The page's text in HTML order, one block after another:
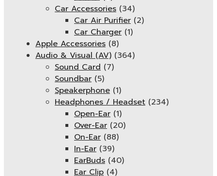
Car Accessories (34)
Car Air Purifier (2)
Car Charger (1)
Apple Accessories (8)
Audio & Visual (AV) (364)
Sound Card (7)
Soundbar (5)
Speakerphone (1)
Headphones / Headset (234)
Open-Ear (1)
Over-Ear (20)
On-Ear (88)
In-Ear (39)
EarBuds (40)
Ear Clip (4)